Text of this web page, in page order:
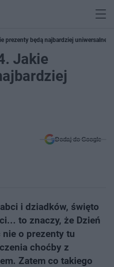
prezenty będą najbardziej uniwersalne?
Jakie
Dodaj do Google
i dziadków, święto
to znaczy, że Dzień
o prezenty tu
choćby z
Zatem co takiego